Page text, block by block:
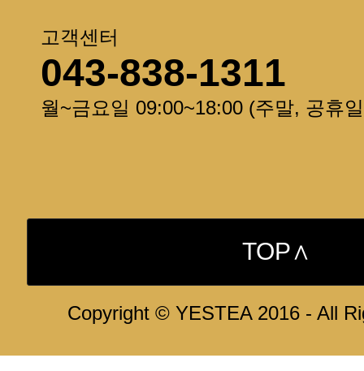
고객센터
043-838-1311
월~금요일 09:00~18:00 (주말, 공휴
TOP∧
Copyright © YESTEA 2016 - All